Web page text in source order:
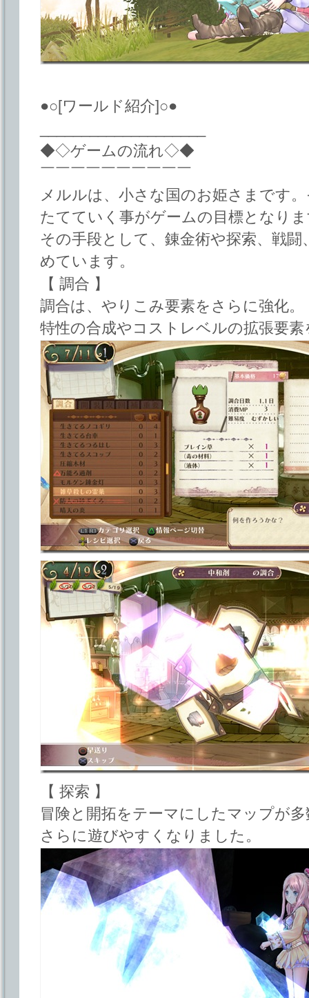
●○[ワールド紹介]○●
◆◇ゲームの流れ◇◆
￣￣￣￣￣￣￣￣￣￣
メルルは、小さな国のお姫さまです
たてていく事がゲームの目標となり
その手段として、錬金術や探索、戦
めています。
【 調合 】
調合は、やりこみ要素をさらに強化。
特性の合成やコストレベルの拡張要素
【 探索 】
冒険と開拓をテーマにしたマップが多
さらに遊びやすくなりました。